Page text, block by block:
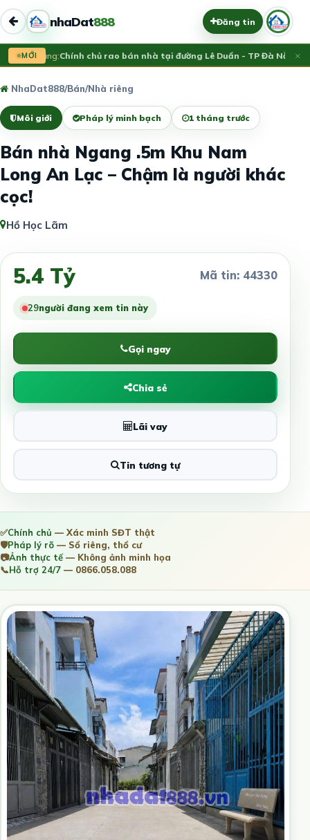
nhaDat888 Đăng tin
MỚI
Vừa đăng:Chính chủ rao bán nhà tại đường Lê Duẩn - TP Đà Nẵng;×
NhaDat888/Bán/Nhà riêng
Môi giới Pháp lý minh bạch 1 tháng trước
Bán nhà Ngang .5m Khu Nam
Long An Lạc – Chậm là người khác
cọc!
Hồ Học Lãm
5.4 Tỷ Mã tin: 44330
32người đang xem tin này
Gọi ngay
Chia sẻ
Lãi vay
Tin tương tự
✅Chính chủ — Xác minh SĐT thật
🛡️Pháp lý rõ — Sổ riêng, thổ cư
📷Ảnh thực tế— Không ảnh minh họa
📞Hỗ trợ 24/7 — 0866.058.088